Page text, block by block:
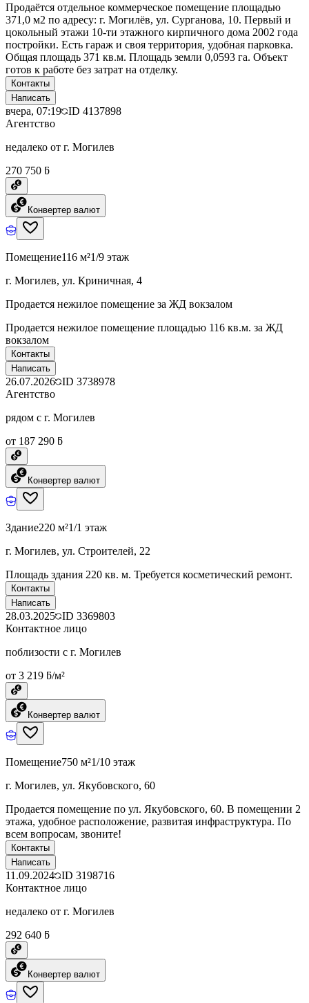
Продаётся отдельное коммерческое помещение площадью
371,0 м2 по адресу: г. Могилёв, ул. Сурганова, 10. Первый и
цокольный этажи 10-ти этажного кирпичного дома 2002 года
постройки. Есть гараж и своя территория, удобная парковка.
Общая площадь 371 кв.м. Площадь земли 0,0593 га. Объект
готов к работе без затрат на отделку.
Контакты
Написать
вчера, 07:19 ID 4137898
Агентство
недалеко от г. Могилев
270 750 ƃ
Конвертер валют
Помещение116 м²1/9 этаж
г. Могилев, ул. Криничная, 4
Продается нежилое помещение за ЖД вокзалом
Продается нежилое помещение площадью 116 кв.м. за ЖД
вокзалом
Контакты
Написать
26.07.2026 ID 3738978
Агентство
рядом с г. Могилев
от 187 290 ƃ
Конвертер валют
Здание220 м²1/1 этаж
г. Могилев, ул. Строителей, 22
Площадь здания 220 кв. м. Требуется косметический ремонт.
Контакты
Написать
28.03.2025 ID 3369803
Контактное лицо
поблизости с г. Могилев
от 3 219 ƃ/м²
Конвертер валют
Помещение750 м²1/10 этаж
г. Могилев, ул. Якубовского, 60
Продается помещение по ул. Якубовского, 60. В помещении 2
этажа, удобное расположение, развитая инфраструктура. По
всем вопросам, звоните!
Контакты
Написать
11.09.2024 ID 3198716
Контактное лицо
недалеко от г. Могилев
292 640 ƃ
Конвертер валют